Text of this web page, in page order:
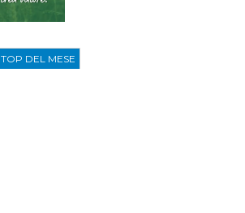
TOP DEL MESE